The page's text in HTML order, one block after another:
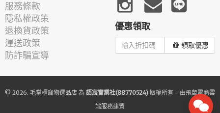
服務條款
隱私權政策
退換貨政策
運送政策
防詐騙宣導
優惠領取
領取優惠
© 2026. 毛掌櫃寵物選品店 為 語宸實業社(88770524) 版權所有 - 由飛鼠電商雲
端服務建置